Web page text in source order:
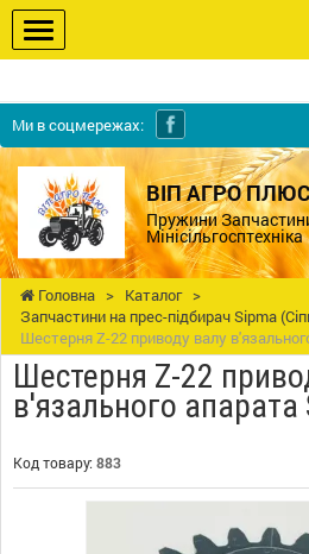
Ми в соцмережах:
ВІП АГРО
Пружини
Мінісільгосптехніка
Головна > Каталог >
Запчастини на прес-підбирач Sipma
Шестерня Z-22 приводу валу
Шестерня Z-22
в'язального апарата
Код товару: 883